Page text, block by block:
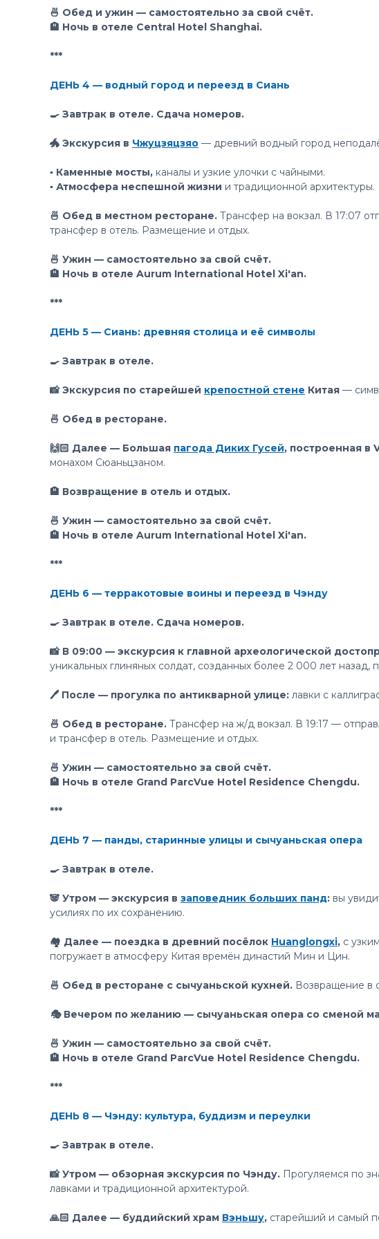
🍜 Обед и ужин — самостоятельно за свой счёт.
🏨 Ночь в отеле Central Hotel Shanghai.
***
ДЕНЬ 4 — водный город и переезд в Сиань
🍳 Завтрак в отеле. Сдача номеров.
🐲 Экскурсия в Чжуцзяцзяо — древний водный город
▪️ Каменные мосты, каналы и узкие улочки с чайными.
▪️ Атмосфера неспешной жизни и традиционной архитектуры.
🍜 Обед в местном ресторане. Трансфер на вокзал. В 17:07
трансфер в отель. Размещение и отдых.
🍜 Ужин — самостоятельно за свой счёт.
🏨 Ночь в отеле Aurum International Hotel Xi'an.
***
ДЕНЬ 5 — Сиань: древняя столица и её символы
🍳 Завтрак в отеле.
📸 Экскурсия по старейшей крепостной стене Китая —
🍜 Обед в ресторане.
🙌🏻 Далее — Большая пагода Диких Гусей, построенная в
монахом Сюаньцзаном.
🏨 Возвращение в отель и отдых.
🍜 Ужин — самостоятельно за свой счёт.
🏨 Ночь в отеле Aurum International Hotel Xi'an.
***
ДЕНЬ 6 — терракотовые воины и переезд в Чэнду
🍳 Завтрак в отеле. Сдача номеров.
📸 В 09:00 — экскурсия к главной археологической
уникальных глиняных солдат, созданных более 2 000 лет
🖊 После — прогулка по антикварной улице: лавки с
🍜 Обед в ресторане. Трансфер на ж/д вокзал. В 19:17 —
и трансфер в отель. Размещение и отдых.
🍜 Ужин — самостоятельно за свой счёт.
🏨 Ночь в отеле Grand ParcVue Hotel Residence Chengdu.
***
ДЕНЬ 7 — панды, старинные улицы и сычуаньская опера
🍳 Завтрак в отеле.
🐼 Утром — экскурсия в заповедник больших панд: вы
усилиях по их сохранению.
🏘 Далее — поездка в древний посёлок Huanglongxi, с
погружает в атмосферу Китая времён династий Мин и Цин.
🍜 Обед в ресторане с сычуаньской кухней. Возвращение в
🎭 Вечером по желанию — сычуаньская опера со сменой
🍜 Ужин — самостоятельно за свой счёт.
🏨 Ночь в отеле Grand ParcVue Hotel Residence Chengdu.
***
ДЕНЬ 8 — Чэнду: культура, буддизм и переулки
🍳 Завтрак в отеле.
📸 Утром — обзорная экскурсия по Чэнду. Прогуляемся по
лавками и традиционной архитектурой.
🙏🏻 Далее — буддийский храм Вэньшу, старейший и самый